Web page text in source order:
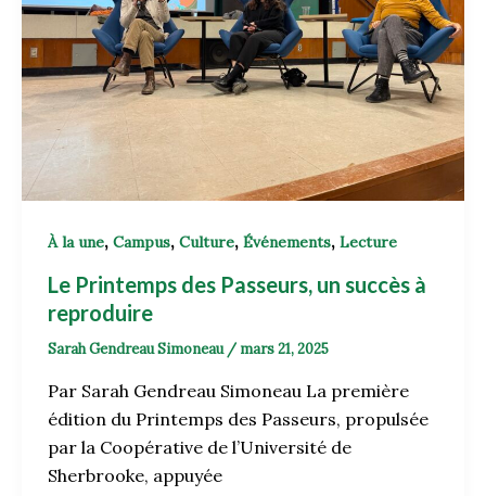
À la une, Campus, Culture, Événements, Lecture
Le Printemps des Passeurs, un succès à
reproduire
Sarah Gendreau Simoneau / mars 21, 2025
Par Sarah Gendreau Simoneau La première
édition du Printemps des Passeurs, propulsée
par la Coopérative de l’Université de
Sherbrooke, appuyée